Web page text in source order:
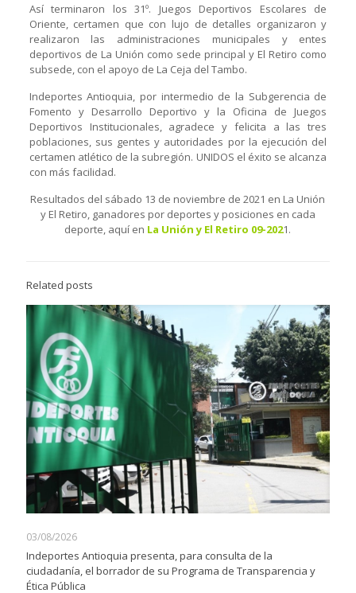
Así terminaron los 31º. Juegos Deportivos Escolares de
Oriente, certamen que con lujo de detalles organizaron y
realizaron las administraciones municipales y entes
deportivos de La Unión como sede principal y El Retiro como
subsede, con el apoyo de La Ceja del Tambo.
Indeportes Antioquia, por intermedio de la Subgerencia de
Fomento y Desarrollo Deportivo y la Oficina de Juegos
Deportivos Institucionales, agradece y felicita a las tres
poblaciones, sus gentes y autoridades por la ejecución del
certamen atlético de la subregión. UNIDOS el éxito se alcanza
con más facilidad.
Resultados del sábado 13 de noviembre de 2021 en La Unión
y El Retiro, ganadores por deportes y posiciones en cada
deporte, aquí en La Unión y El Retiro 09-2021.
Related posts
03/08/2026
Indeportes Antioquia presenta, para consulta de la
ciudadanía, el borrador de su Programa de Transparencia y
Ética Pública